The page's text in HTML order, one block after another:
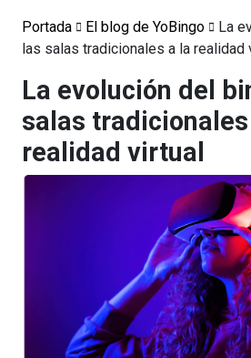
Portada El blog de YoBingo
La
las salas tradicionales a la realidad
La evolución del
salas
realidad virtual